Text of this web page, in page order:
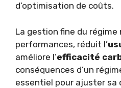
d’optimisation de coûts.
La gestion fine du
performances, réduit l’
améliore l’efficacité
conséquences d’un
essentiel pour ajuster